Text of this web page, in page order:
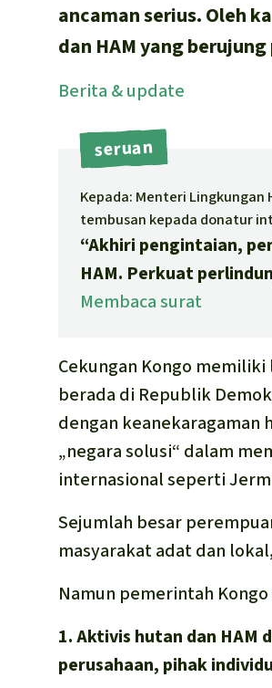
ancaman serius. Oleh
dan HAM yang
Berita & update
seruan
Kepada: Menteri
tembusan kepada donatur
“Akhiri pengintaian,
HAM. Perkuat
Membaca surat
Cekungan Kongo
berada di Republik
dengan keanekaragaman
„negara solusi“ dalam
internasional seperti
Sejumlah besar
masyarakat adat dan
Namun pemerintah
1. Aktivis hutan dan HAM
perusahaan, pihak